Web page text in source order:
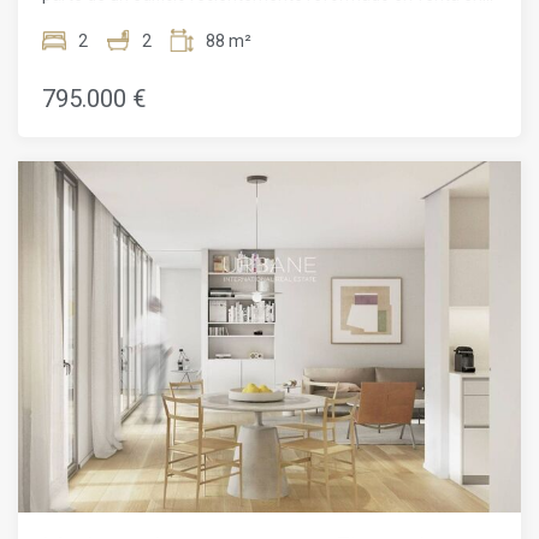
88m2. Se encuentra , la avenida que separa el Barrio Gótico
muy cerca del apartamento. También está cerca de la
Catedral de Santa María del Mar y cerca de El Parc de la
apartamento, encuentra el espacio de la sala y el comedor.
Cuenta con una cocina abierta equipada con
electrodomésticos de alta gama. Si continuamos por el
pasillo principal, encontramos un pequeño espacio de
lavandería que conduce al primer baño. El baño tiene
hermosos acabados y un plato de ducha. Luego, tenemos la
habitación individual con armarios empotrados. Esta
habitación también se puede utilizar como oficina.
Finalmente, encontramos el dormitorio principal. Cuando
entras encuentras un pequeño vestidor. Luego, está el
dormitorio en sí. El dormitorio da a un baño en suite.Las
fotos de esta publicación pertenecen al apartamento de
exhibición, pero todos los apartamentos tendrán el mismo
diseño.El BornEl barrio del Born es parte del casco antiguo
de Barcelona. Tiene hermosas calles estrechas y plazas por
2 2 88 m²
795.000 €